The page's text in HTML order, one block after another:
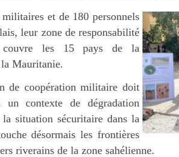
et de 180 personnels
leur zone de responsabilité
couvre les 15 pays de la
Mauritanie.
de coopération militaire doit
contexte de dégradation
la situation sécuritaire dans la
désormais les frontières
riverains de la zone sahélienne.